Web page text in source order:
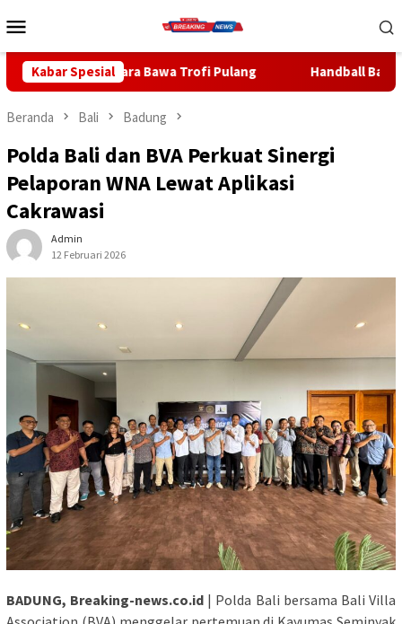
ke
Mobile
Kabar Spesial
Trofi Pulang Handball Bali Juara Kejurnas U-19
Beranda Bali Badung
Polda Bali dan BVA Perkuat Sinergi
Pelaporan WNA Lewat Aplikasi
Cakrawasi
Admin
12 Februari 2026
BADUNG, Breaking-news.co.id | Polda Bali bersama Bali Villa